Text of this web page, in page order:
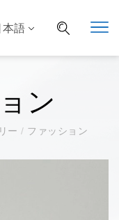
本語
ン
ー/ ファッション